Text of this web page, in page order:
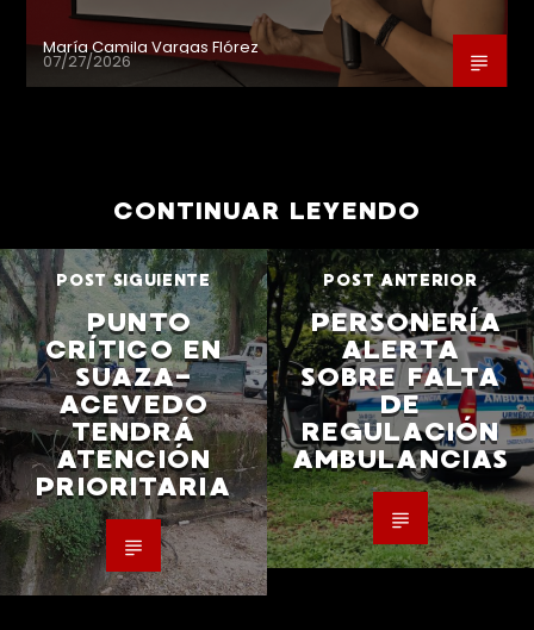
María Camila Vargas Flórez
07/27/2026
CONTINUAR LEYENDO
POST SIGUIENTE
PUNTO
CRÍTICO EN
SUAZA-
ACEVEDO
TENDRÁ
ATENCIÓN
PRIORITARIA
POST ANTERIOR
PERSONERÍA
ALERTA
SOBRE FALTA
DE
REGULACIÓN
AMBULANCIAS